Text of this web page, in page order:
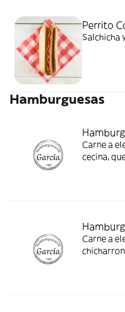
Perrito
Salchicha
Hamburguesas
Carne a
cecina,
Carne a